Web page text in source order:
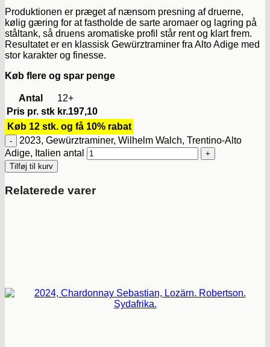
Produktionen er præget af nænsom presning af druerne,
kølig gæring for at fastholde de sarte aromaer og lagring på
ståltank, så druens aromatiske profil står rent og klart frem.
Resultatet er en klassisk Gewürztraminer fra Alto Adige med
stor karakter og finesse.
Køb flere og spar penge
Antal
12+
Pris pr. stk kr.197,10
Køb 12 stk. og få 10% rabat
2023, Gewürztraminer, Wilhelm Walch, Trentino-Alto
Adige, Italien antal
Tilføj til kurv
Relaterede varer